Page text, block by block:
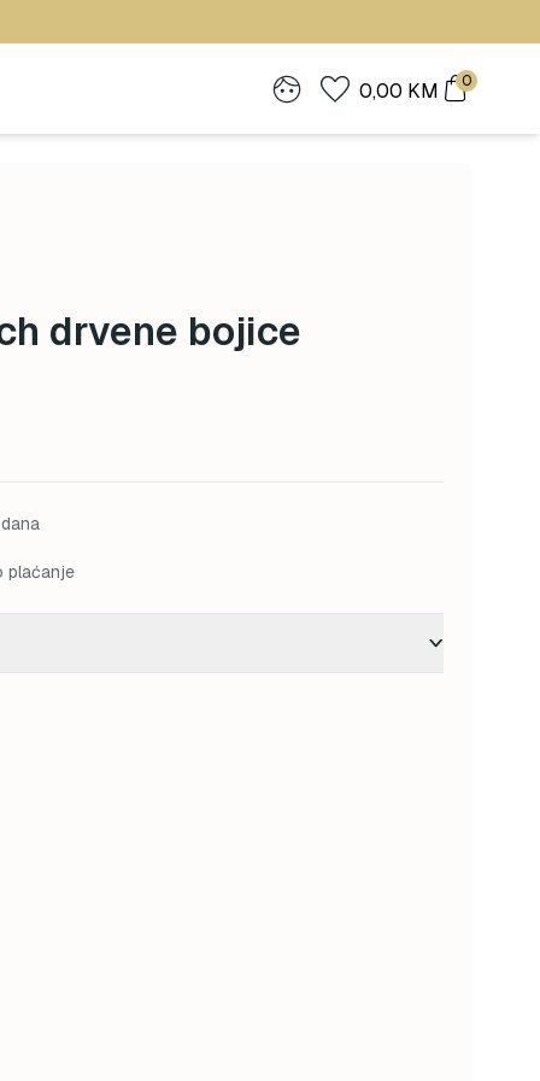
0,00 KM 0
drvene bojice
plaćanje